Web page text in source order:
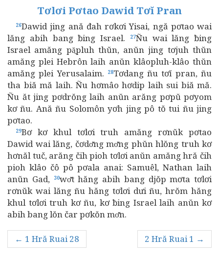
Tơlơi Pơtao Dawid Tơĭ Pran
26Dawid jing ană đah rơkơi Yisai, ngă pơtao wai
lăng abih bang ƀing Israel.
27Ñu wai lăng ƀing
Israel amăng pă̱pluh thŭn, anŭn jing tơjuh thŭn
amăng plei Hebrôn laih anŭn klâopluh-klâo thŭn
amăng plei Yerusalaim.
28Tơdang ñu tơĭ pran, ñu
tha biă mă laih. Ñu hơmâo hơdip laih sui biă mă.
Ñu ăt jing pơdrŏng laih anŭn arăng pơpŭ pơyom
kơ ñu. Ană ñu Solomôn yơh jing pô tŏ tui ñu jing
pơtao.
29Bơ kơ khul tơlơi truh amăng rơnŭk pơtao
Dawid wai lăng, čơdơ̆ng mơ̆ng phŭn hlŏng truh kơ
hơnăl tuč, arăng čih pioh tơlơi anŭn amăng hră čih
pioh klâo čô pô pơala anai: Samuêl, Nathan laih
anŭn Gad,
30wơ̆t hăng abih bang djŏp mơta tơlơi
rơnŭk wai lăng ñu hăng tơlơi dưi ñu, hrŏm hăng
khul tơlơi truh kơ ñu, kơ ƀing Israel laih anŭn kơ
abih bang lŏn čar pơkŏn mơ̆n.
← 1 Hră Ruai 28 2 Hră Ruai 1 →